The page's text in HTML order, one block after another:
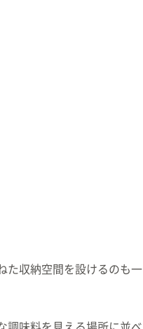
た収納空間を設けるのも一
調味料を見える場所に並べ